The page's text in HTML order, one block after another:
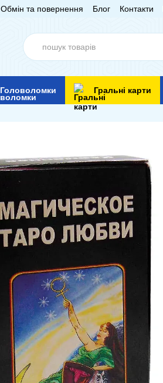
Обмін та повернення Блог Контакти
Головоломки Гральні карти